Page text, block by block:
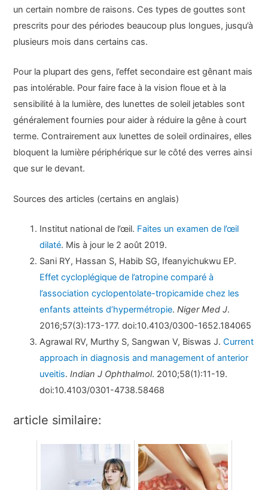
un certain nombre de raisons. Ces types de gouttes sont
prescrits pour des périodes beaucoup plus longues, jusqu’à
plusieurs mois dans certains cas.
Pour la plupart des gens, l’effet secondaire est gênant mais
pas intolérable. Pour faire face à la vision floue et à la
sensibilité à la lumière, des lunettes de soleil jetables sont
généralement fournies pour aider à réduire la gêne à court
terme. Contrairement aux lunettes de soleil ordinaires, elles
bloquent la lumière périphérique sur le côté des verres ainsi
que sur le devant.
Sources des articles (certains en anglais)
Institut national de l’œil. Faites un examen de l’œil
dilaté. Mis à jour le 2 août 2019.
Sani RY, Hassan S, Habib SG, Ifeanyichukwu EP.
Effet cycloplégique de l’atropine comparé à
l’association cyclopentolate-tropicamide chez les
enfants atteints d’hypermétropie.Niger Med J.
2016;57(3):173-177. doi:10.4103/0300-1652.184065
Agrawal RV, Murthy S, Sangwan V, Biswas J.Current
approach in diagnosis and management of anterior
uveitis.Indian J Ophthalmol. 2010;58(1):11-19.
doi:10.4103/0301-4738.58468
article similaire: